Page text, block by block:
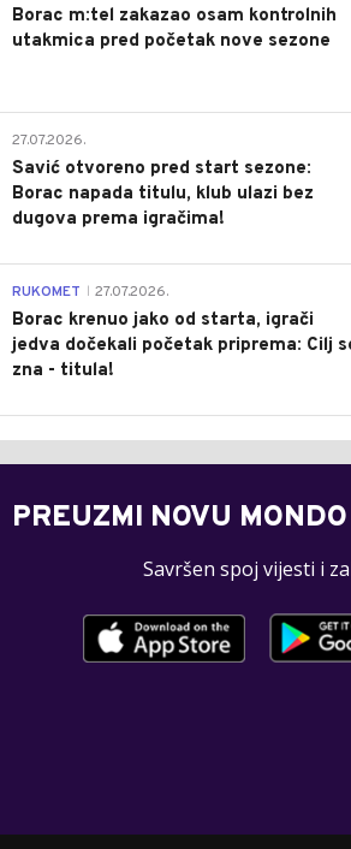
Borac m:tel zakazao osam kontrolnih
utakmica pred početak nove sezone
27.07.2026.
Savić otvoreno pred start sezone:
Borac napada titulu, klub ulazi bez
dugova prema igračima!
RUKOMET 27.07.2026.
Borac krenuo jako od starta, igrači
jedva dočekali početak priprema: Cilj
zna - titula!
PREUZMI NOVU
Savršen spoj vijesti i